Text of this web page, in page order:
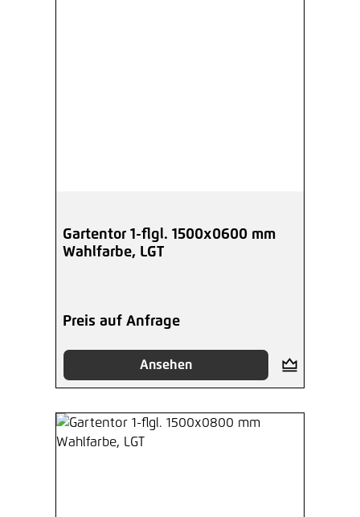
Gartentor 1-flgl. 1500x0600 mm
Wahlfarbe, LGT
Preis auf Anfrage
Ansehen